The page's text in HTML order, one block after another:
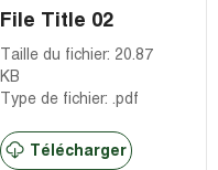
File Title 02
Taille du fichier: 20.87
KB
Type de fichier: .pdf
Télécharger